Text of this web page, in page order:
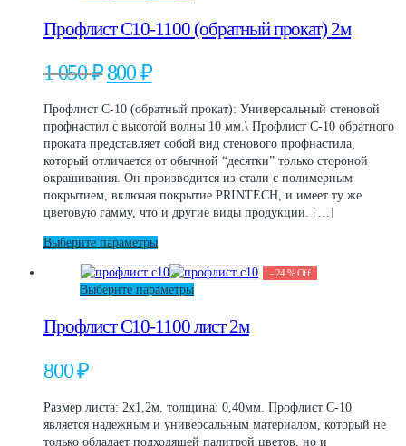
имеет
несколько
выбрать
на
странице
товара.
Профлист С10-1100 (обратный прокат) 2м
1 050₽ Первоначальная
цена
1
050 ₽.
800₽Текущая
цена:
Профлист С-10 (обратный прокат): Универсальный стеновой
профнастил с высотой волны 10 мм.\ Профлист С-10 обратного
проката представляет собой вид стенового профнастила,
который отличается от обычной “десятки” только стороной
окрашивания. Он производится из стали с полимерным
покрытием, включая покрытие PRINTECH, и имеет ту же
цветовую гамму, что и другие виды продукции. […]
Выберите параметрыЭтот
имеет
несколько
Опции
товара.
- 24 % Off
Выберите параметрыЭтот
имеет
несколько
выбрать
на
Профлист С10-1100 лист 2м
800₽
Размер листа: 2х1,2м, толщина: 0,40мм. Профлист С-10
является надежным и универсальным материалом, который не
только обладает подходящей палитрой цветов, но и